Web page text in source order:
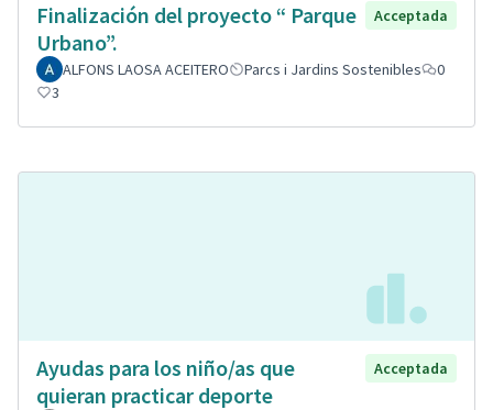
Finalización del proyecto “ Parque
Urbano”.
Acceptada
ALFONS LAOSA ACEITERO Parcs i Jardins Sostenibles
0
3
Ayudas para los niño/as que
quieran practicar deporte
Acceptada